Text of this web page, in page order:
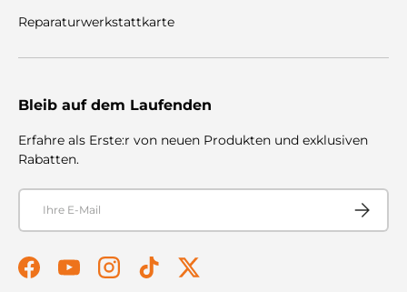
Reparaturwerkstattkarte
Bleib auf dem Laufenden
Erfahre als Erste:r von neuen Produkten und exklusiven
Rabatten.
E-Mail
FacebookYouTubeInstagramTikTokTwitter